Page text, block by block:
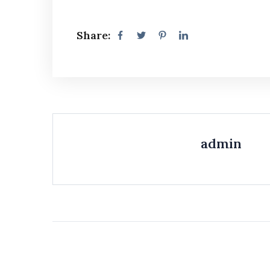
Share:
admin